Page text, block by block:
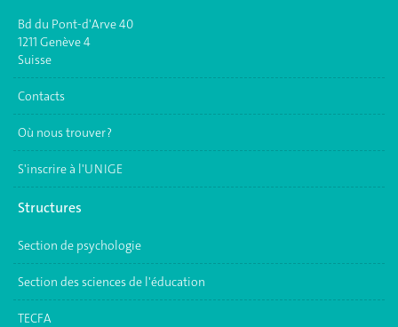
Bd du Pont-d'Arve 40
1211 Genève 4
Suisse
Contacts
Où nous trouver ?
S'inscrire à l'UNIGE
Structures
Section de psychologie
Section des sciences de l'éducation
TECFA